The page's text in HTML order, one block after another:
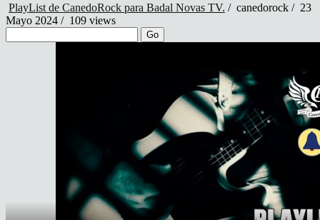
PlayList de CanedoRock para Badal Novas TV. / canedorock / 23
Mayo 2024 / 109 views
Go